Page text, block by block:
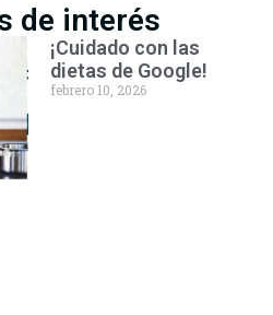
de interés
¡Cuidado con las
dietas de Google!
febrero 10, 2026